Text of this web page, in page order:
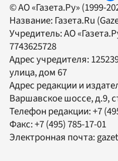
© АО «Газета.Ру» (1999-
Название: Газета.Ru
Учредитель:АО
7743625728
Адрес учредителя:
улица, дом 67
Адрес редакции и
Варшавское шоссе, д.9,
Телефон редакции:+7
Факс:+7 (495) 785-17-01
Электронная почта: